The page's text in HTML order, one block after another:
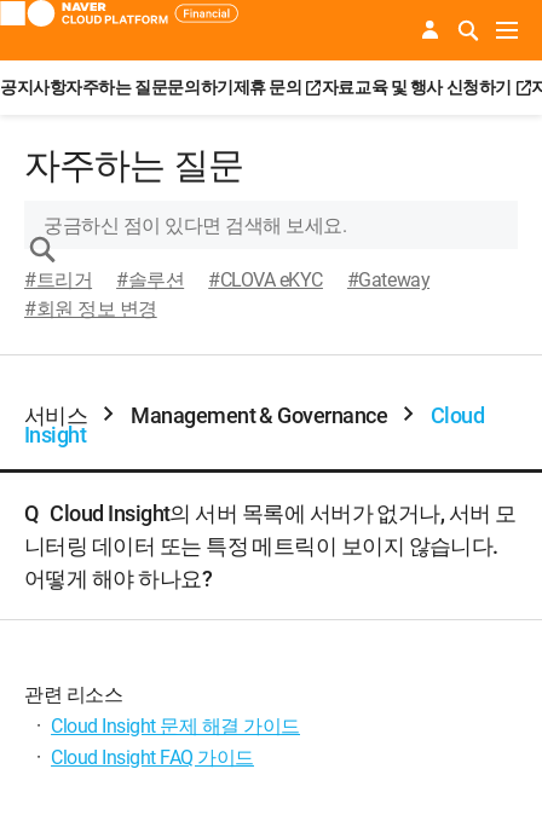
공지사항자주하는 질문문의하기 제휴 문의 자료교육 및 행사 신청하기
자주하는 질문
#트리거 #솔루션 #CLOVA eKYC
#Gateway
#회원 정보 변경
서비스 Management & Governance Cloud
Insight
Q Cloud Insight의 서버 목록에 서버가 없거나, 서버 모
니터링 데이터 또는 특정 메트릭이 보이지 않습니다.
어떻게 해야 하나요?
관련 리소스
· Cloud Insight 문제 해결 가이드
· Cloud Insight FAQ 가이드